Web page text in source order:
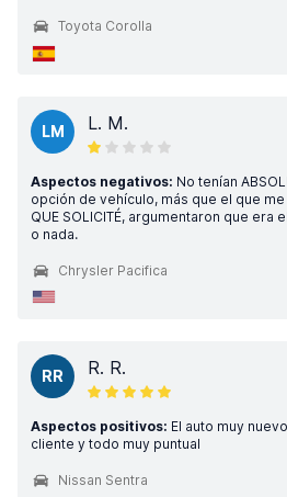
Toyota Corolla
LM L. M.
Aspectos negativos: No tenían
opción de vehículo, más que el que me
QUE SOLICITÉ, argumentaron que era
o nada.
Chrysler Pacifica
RR R. R.
Aspectos positivos: El auto muy
cliente y todo muy puntual
Nissan Sentra